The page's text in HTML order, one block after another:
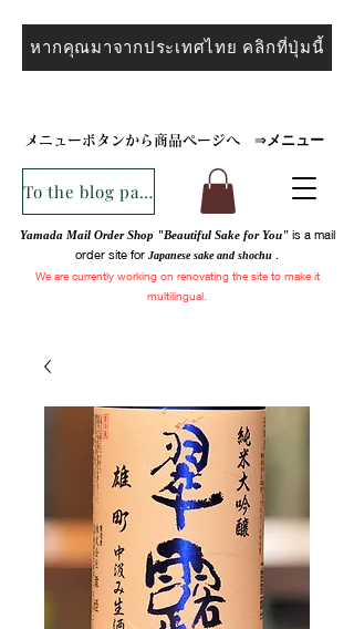
หากคุณมาจากประเทศไทย คลิกที่ปุ่มนี้
メニューボタンから商品ページへ ⇒ メニュー
To the blog page
Yamada Mail Order Shop "Beautiful Sake for You"is a mail
order site for Japanese sake and shochu
We are currentlyworking on renovating the site to make it
multilingual.